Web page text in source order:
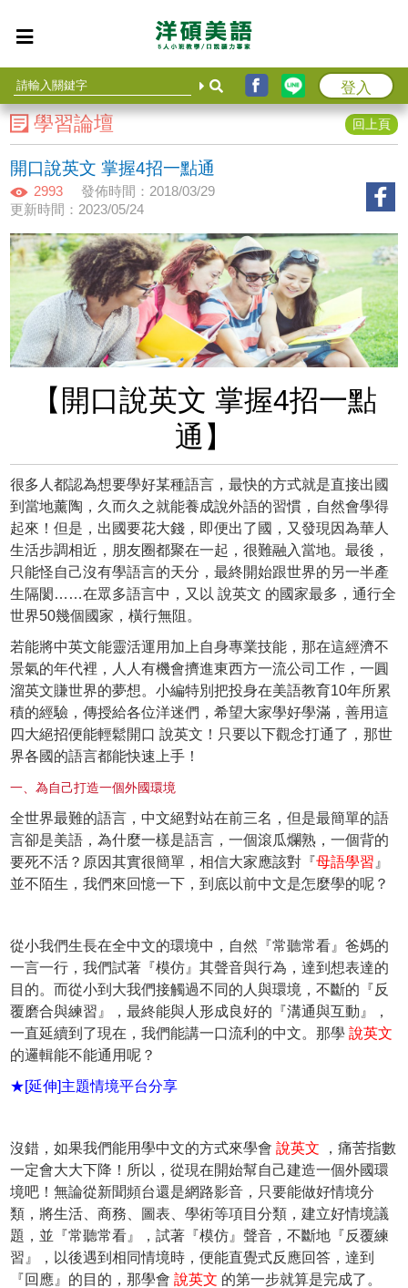
登入
學習論壇 回上頁
開口說英文 掌握4招一點通
2993
發佈時間：2018/03/29
更新時間：2023/05/24
【開口說英文 掌握4招一點
通】
很多人都認為想要學好某種語言，最快的方式就是直接出國
到當地薰陶，久而久之就能養成說外語的習慣，自然會學得
起來！但是，出國要花大錢，即便出了國，又發現因為華人
生活步調相近，朋友圈都聚在一起，很難融入當地。最後，
只能怪自己沒有學語言的天分，最終開始跟世界的另一半產
生隔閡……在眾多語言中，又以 說英文 的國家最多，通行全
世界50幾個國家，橫行無阻。
若能將中英文能靈活運用加上自身專業技能，那在這經濟不
景氣的年代裡，人人有機會擠進東西方一流公司工作，一圓
溜英文賺世界的夢想。小編特別把投身在美語教育10年所累
積的經驗，傳授給各位洋迷們，希望大家學好學滿，善用這
四大絕招便能輕鬆開口 說英文！只要以下觀念打通了，那世
界各國的語言都能快速上手！
一、為自己打造一個外國環境
全世界最難的語言，中文絕對站在前三名，但是最簡單的語
言卻是美語，為什麼一樣是語言，一個滾瓜爛熟，一個背的
要死不活？原因其實很簡單，相信大家應該對『母語學習 』
並不陌生，我們來回憶一下，到底以前中文是怎麼學的呢？
從小我們生長在全中文的環境中，自然『常聽常看』爸媽的
一言一行，我們試著『模仿』其聲音與行為，達到想表達的
目的。而從小到大我們接觸過不同的人與環境，不斷的『反
覆磨合與練習』，最終能與人形成良好的『溝通與互動』，
一直延續到了現在，我們能講一口流利的中文。那學說英文
的邏輯能不能通用呢？
★[延伸]主題情境平台分享
沒錯，如果我們能用學中文的方式來學會說英文 ，痛苦指數
一定會大大下降！所以，從現在開始幫自己建造一個外國環
境吧！無論從新聞頻台還是網路影音，只要能做好情境分
類，將生活、商務、圖表、學術等項目分類，建立好情境議
題，並『常聽常看』，試著『模仿』聲音，不斷地『反覆練
習』，以後遇到相同情境時，便能直覺式反應回答，達到
『回應』的目的，那學會說英文 的第一步就算是完成了。